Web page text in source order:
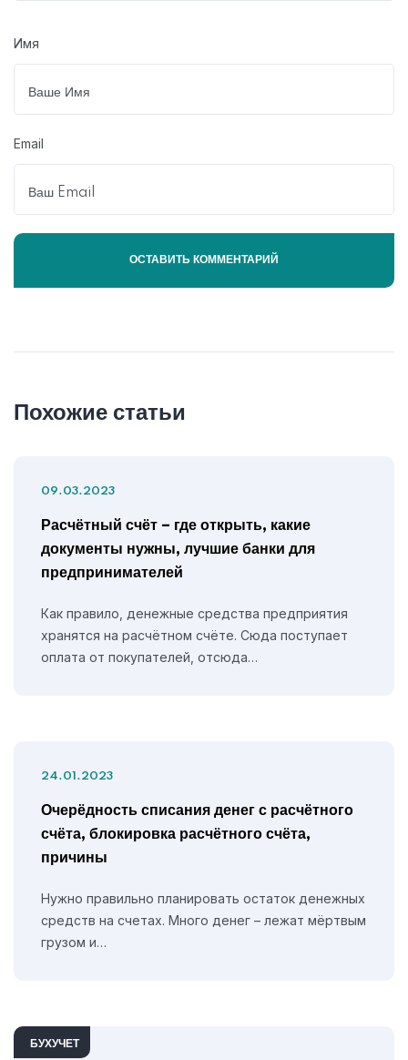
Имя
Email
Похожие статьи
09.03.2023
Расчётный счёт – где открыть, какие
документы нужны, лучшие банки для
предпринимателей
Как правило, денежные средства предприятия
хранятся на расчётном счёте. Сюда поступает
оплата от покупателей, отсюда…
24.01.2023
Очерёдность списания денег с расчётного
счёта, блокировка расчётного счёта,
причины
Нужно правильно планировать остаток денежных
средств на счетах. Много денег – лежат мёртвым
грузом и…
БУХУЧЕТ